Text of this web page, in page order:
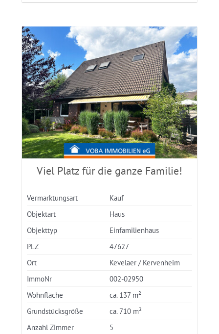
Viel Platz für die ganze Familie!
Vermarktungsart
Kauf
Objektart
Haus
Objekttyp
Einfamilienhaus
PLZ
47627
Ort
Kevelaer / Kervenheim
ImmoNr
002-02950
Wohnfläche
ca. 137 m²
Grundstücksgröße
ca. 710 m²
Anzahl Zimmer
5